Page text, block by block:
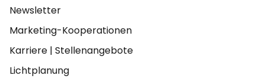
Newsletter
Marketing-Kooperationen
Karriere | Stellenangebote
Lichtplanung